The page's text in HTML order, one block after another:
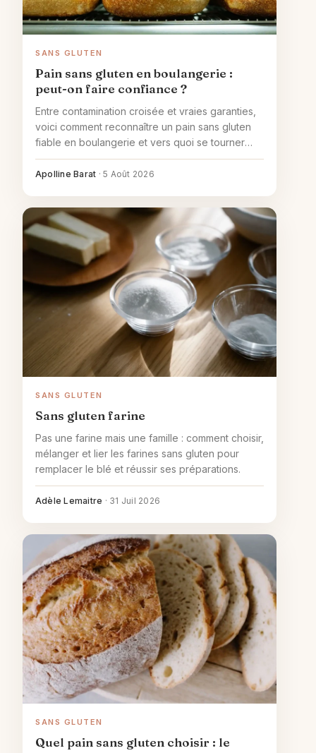
SANS GLUTEN
Pain sans gluten en boulangerie :
peut-on faire confiance ?
Entre contamination croisée et vraies garanties,
voici comment reconnaître un pain sans gluten
fiable en boulangerie et vers quoi se tourner
sinon.
Apolline Barat ·5 Août 2026
SANS GLUTEN
Sans gluten farine
Pas une farine mais une famille : comment choisir,
mélanger et lier les farines sans gluten pour
remplacer le blé et réussir ses préparations.
Adèle Lemaitre · 31 Juil 2026
SANS GLUTEN
Quel pain sans gluten choisir : le